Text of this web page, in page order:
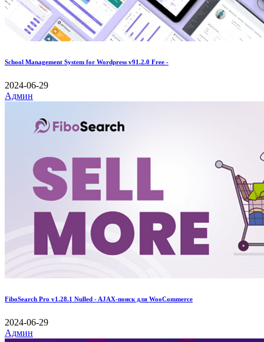
School Management System for Wordpress v91.2.0 Free -
2024-06-29
Админ
FiboSearch Pro v1.28.1 Nulled - AJAX-поиск для WooCommerce
2024-06-29
Админ